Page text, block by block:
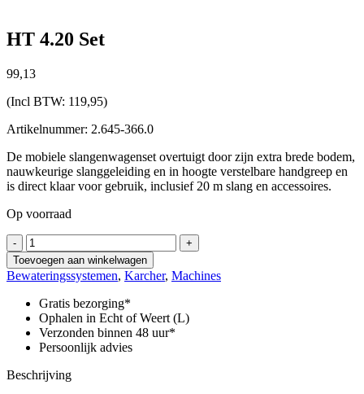
HT 4.20 Set
99,13
(Incl BTW: 119,95)
Artikelnummer: 2.645-366.0
De mobiele slangenwagenset overtuigt door zijn extra brede bodem,
nauwkeurige slanggeleiding en in hoogte verstelbare handgreep en
is direct klaar voor gebruik, inclusief 20 m slang en accessoires.
Op voorraad
-
HT
4.20
Set
aantal
+
Toevoegen aan winkelwagen
Bewateringssystemen, Karcher, Machines
Gratis bezorging*
Ophalen in Echt of Weert (L)
Verzonden binnen 48 uur*
Persoonlijk advies
Beschrijving